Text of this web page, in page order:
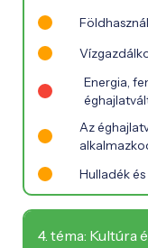
Energia,
Az
Hulladék
4. téma: Kultúra